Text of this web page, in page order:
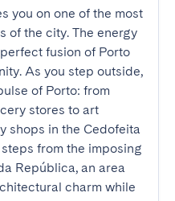
you on one of the most
of the city. The energy
fusion of Porto
As you step outside,
of Porto: from
stores to art
shops in the Cedofeita
from the imposing
República, an area
charm while